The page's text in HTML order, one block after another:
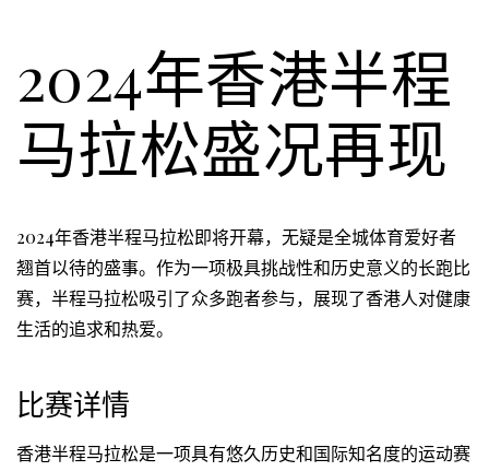
2024年香港半程
马拉松盛况再现
2024年香港半程马拉松即将开幕，无疑是全城体育爱好者
翘首以待的盛事。作为一项极具挑战性和历史意义的长跑比
赛，半程马拉松吸引了众多跑者参与，展现了香港人对健康
生活的追求和热爱。
比赛详情
香港半程马拉松是一项具有悠久历史和国际知名度的运动赛